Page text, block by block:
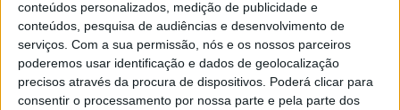
conteúdos personalizados, medição de publicidade e
conteúdos, pesquisa de audiências e desenvolvimento de
serviços. Com a sua permissão, nós e os nossos parceiros
poderemos usar identificação e dados de geolocalização
precisos através da procura de dispositivos. Poderá clicar para
consentir o processamento por nossa parte e pela parte dos
Durante a campanha, as autoridades registaram um total
de 2.571 acidentes, dos quais resultaram 11 mortos, 33
feridos graves e 800 ligeiros.